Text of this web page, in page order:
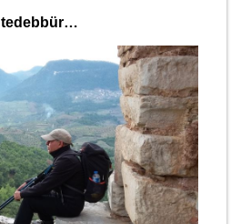
tedebbür…